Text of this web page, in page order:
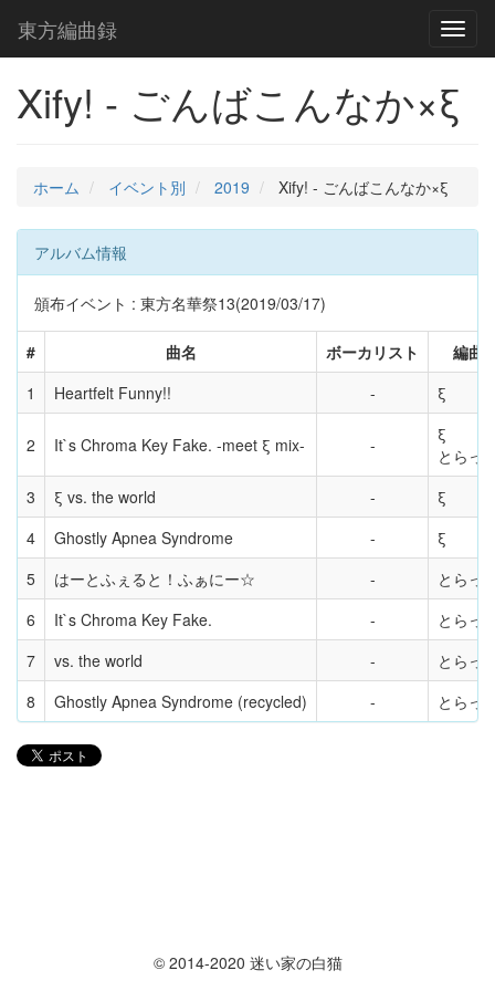
東方編曲録
Xify! - ごんばこんなか×ξ
ホーム イベント別 2019 Xify! - ごんばこんなか×ξ
アルバム情報
頒布イベント : 東方名華祭13(2019/03/17)
# 曲名 ボーカリスト
編曲
1
Heartfelt Funny!! ξ
2 It`s Chroma Key Fake. -meet ξ mix-
ξ
とらっ
3
ξ vs. the world
ξ
4
Ghostly Apnea Syndrome
ξ
5
はーとふぇると！ふぁにー☆
とらっ
6
It`s Chroma Key Fake.
とらっ
7
vs. the world
とらっ
8
Ghostly Apnea Syndrome (recycled) とらっ
© 2014-2020 迷い家の白猫